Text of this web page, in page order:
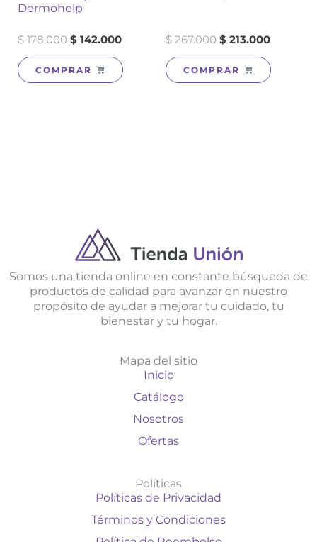
Dermohelp
$178.000 $ 142.000
COMPRAR
$267.000 $ 213.000
COMPRAR
Somos una tienda online en constante búsqueda de
productos de calidad para avanzar en nuestro
propósito de ayudar a mejorar tu cuidado, tu
bienestar y tu hogar.
Mapa del sitio
Inicio
Catálogo
Nosotros
Ofertas
Políticas
Políticas de Privacidad
Términos y Condiciones